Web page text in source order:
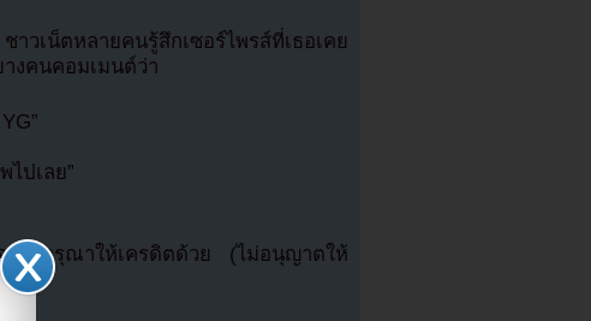
วเน็ตหลายคนรู้สึกเซอร์ไพรส์ที่เธอเคย
งคนคอมเมนต์ว่า
ไปเลย”
ไปกรุณาให้เครดิตด้วย (ไม่อนุญาตให้